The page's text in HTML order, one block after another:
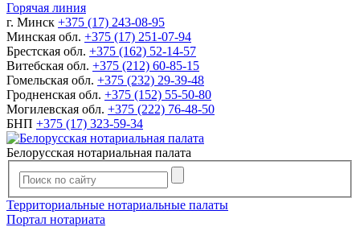
Горячая линия
г. Минск +375 (17) 243-08-95
Минская обл. +375 (17) 251-07-94
Брестская обл. +375 (162) 52-14-57
Витебская обл. +375 (212) 60-85-15
Гомельская обл. +375 (232) 29-39-48
Гродненская обл. +375 (152) 55-50-80
Могилевская обл. +375 (222) 76-48-50
БНП +375 (17) 323-59-34
Белорусская нотариальная палата
Территориальные нотариальные палаты
Портал нотариата